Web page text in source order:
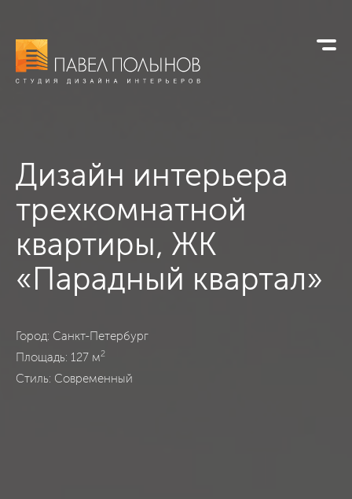
Дизайн интерьера
трехкомнатной
квартиры, ЖК
«Парадный квартал»
ЖК «Парадный квартал», Санкт-Петербург, Современный,
Город: Санкт-Петербург
Площадь: 127 м2
Стиль: Современный